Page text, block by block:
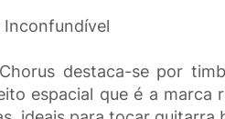
Inconfundível
destaca-se por
espacial que é a marca